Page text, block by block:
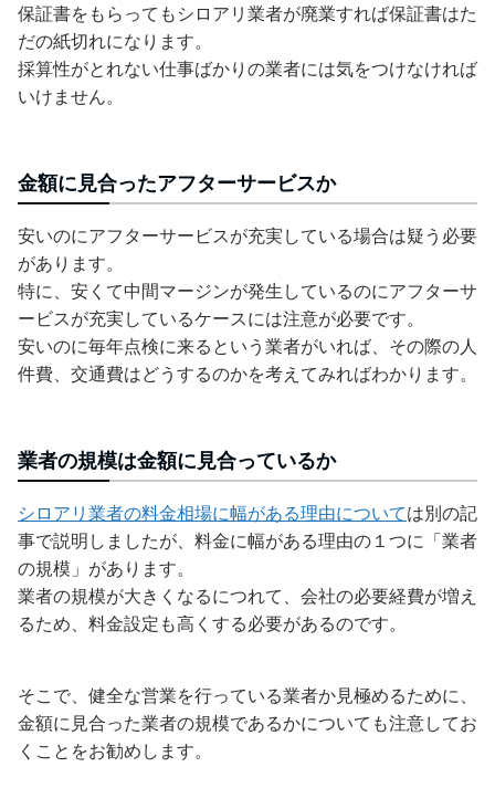
保証書をもらってもシロアリ業者が廃業すれば保証書はた
だの紙切れになります。
採算性がとれない仕事ばかりの業者には気をつけなければ
いけません。
金額に見合ったアフターサービスか
安いのにアフターサービスが充実している場合は疑う必要
があります。
特に、安くて中間マージンが発生しているのにアフターサ
ービスが充実しているケースには注意が必要です。
安いのに毎年点検に来るという業者がいれば、その際の人
件費、交通費はどうするのかを考えてみればわかります。
業者の規模は金額に見合っているか
シロアリ業者の料金相場に幅がある理由については別の記
事で説明しましたが、料金に幅がある理由の１つに「業者
の規模」があります。
業者の規模が大きくなるにつれて、会社の必要経費が増え
るため、料金設定も高くする必要があるのです。
そこで、健全な営業を行っている業者か見極めるために、
金額に見合った業者の規模であるかについても注意してお
くことをお勧めします。